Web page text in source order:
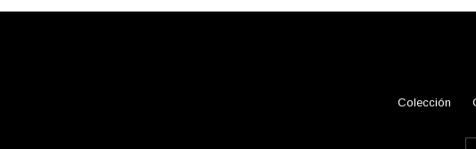
Colección